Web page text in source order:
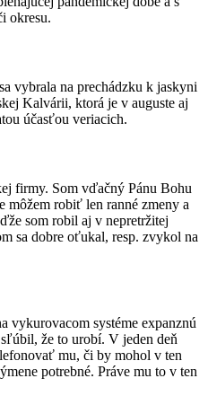
okresu.
vybrala na prechádzku k jaskyni
Kalvárii, ktorá je v auguste aj
účasťou veriacich.
firmy. Som vďačný Pánu Bohu
môžem robiť len ranné zmeny a
som robil aj v nepretržitej
sa dobre oťukal, resp. zvykol na
vykurovacom systéme expanznú
že to urobí. V jeden deň
mu, či by mohol v ten
potrebné. Práve mu to v ten